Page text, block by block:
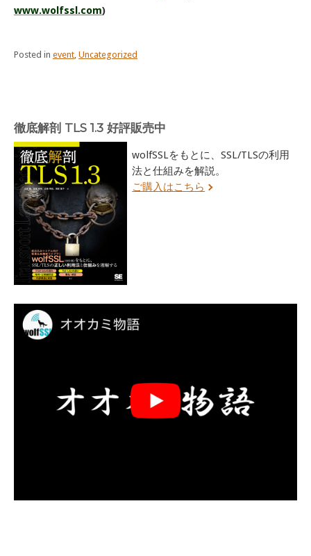
www.wolfssl.com)
Posted in event, Uncategorized
徹底解剖 TLS 1.3 好評販売中
wolfSSLをもとに、SSL/TLSの利用
法と仕組みを解説。
ご購入はこちら